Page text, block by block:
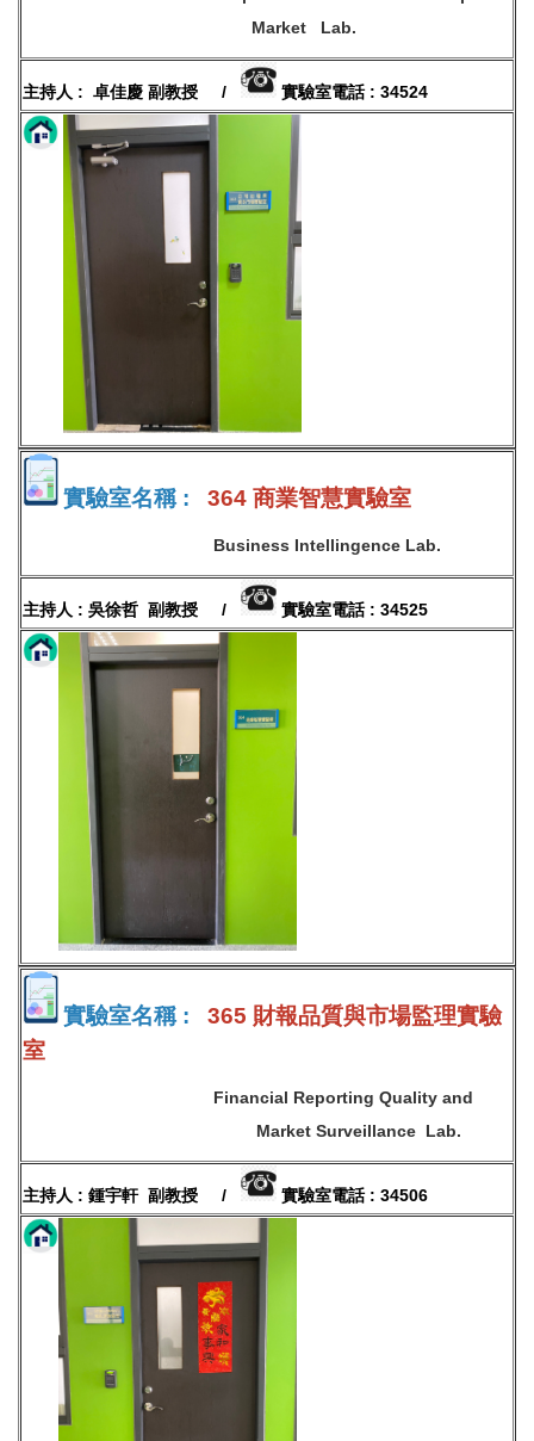
Market Lab.
主持人 : 卓佳慶 副教授 / 實驗室電話 : 34524
實驗室名稱 : 364 商業智慧實驗室
Business Intellingence Lab.
主持人 : 吳徐哲 副教授 / 實驗室電話 : 34525
實驗室名稱 : 365 財報品質與市場監理實驗
室
Financial Reporting Quality and
Market Surveillance Lab.
主持人 : 鍾宇軒 副教授 / 實驗室電話 : 34506